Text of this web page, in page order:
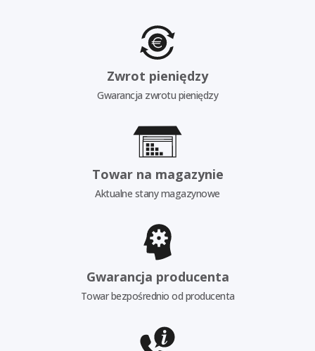
Zwrot pieniędzy
Gwarancja zwrotu pieniędzy
Towar na magazynie
Aktualne stany magazynowe
Gwarancja producenta
Towar bezpośrednio od producenta